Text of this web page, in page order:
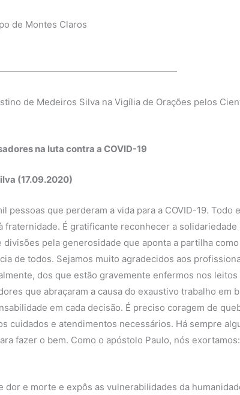
de Montes Claros
de Medeiros Silva na Vigília de Orações pelos
na luta contra a COVID-19
(17.09.2020)
pessoas que perderam a vida para a COVID-19.
fraternidade. É gratificante reconhecer a
pela generosidade que aponta a partilha
de todos. Sejamos muito agradecidos aos
dos que estão gravemente enfermos nos
que abraçaram a causa do exaustivo trabalho em
em cada decisão. É preciso coragem de
cuidados e atendimentos necessários. Há sempre
fazer o bem. Como o apóstolo Paulo, nós
dor e morte e expôs as vulnerabilidades da